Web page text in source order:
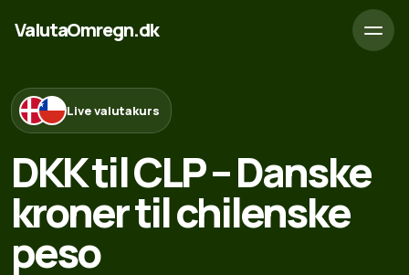
ValutaOmregn.dk
Live valutakurs
DKK til CLP – Danske
kroner til chilenske
peso